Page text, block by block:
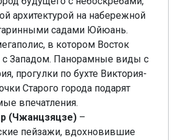
архитектурой на набережной
садами Юйюань.
в котором Восток
с Западом. Панорамные виды с
прогулки по бухте Виктория-
Старого города подарят
впечатления.
(Чжанцзяцзе) –
пейзажи, вдохновившие